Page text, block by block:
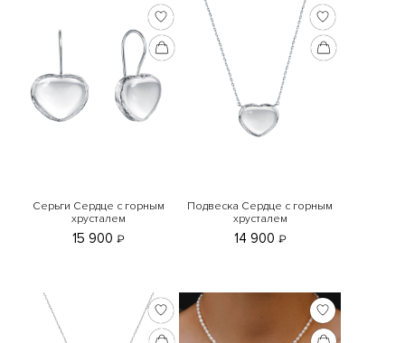
Серьги Сердце с горным
хрусталем
15 900₽
Подвеска Сердце с горным
хрусталем
14 900 ₽